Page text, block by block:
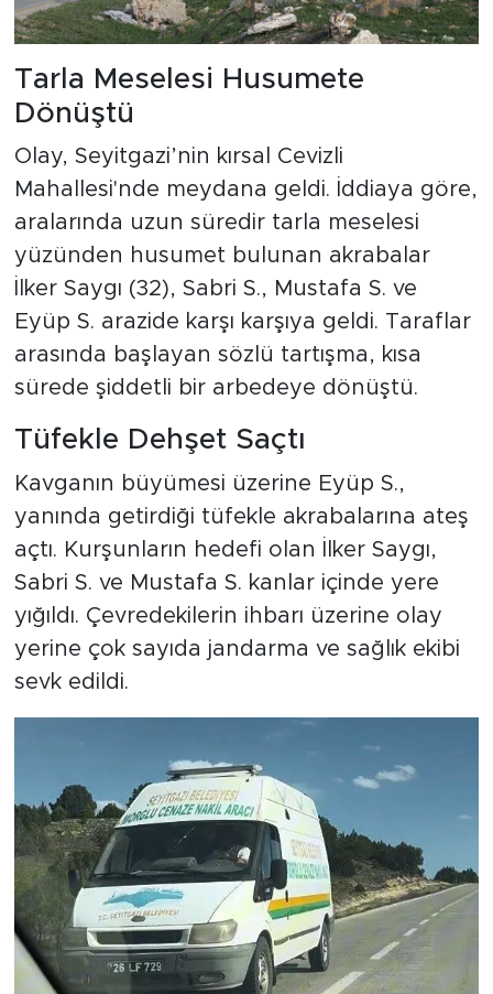
Tarla Meselesi Husumete
Dönüştü
Olay, Seyitgazi’nin kırsal Cevizli
Mahallesi'nde meydana geldi. İddiaya göre,
aralarında uzun süredir tarla meselesi
yüzünden husumet bulunan akrabalar
İlker Saygı (32), Sabri S., Mustafa S. ve
Eyüp S. arazide karşı karşıya geldi. Taraflar
arasında başlayan sözlü tartışma, kısa
sürede şiddetli bir arbedeye dönüştü.
Tüfekle Dehşet Saçtı
Kavganın büyümesi üzerine Eyüp S.,
yanında getirdiği tüfekle akrabalarına ateş
açtı. Kurşunların hedefi olan İlker Saygı,
Sabri S. ve Mustafa S. kanlar içinde yere
yığıldı. Çevredekilerin ihbarı üzerine olay
yerine çok sayıda jandarma ve sağlık ekibi
sevk edildi.